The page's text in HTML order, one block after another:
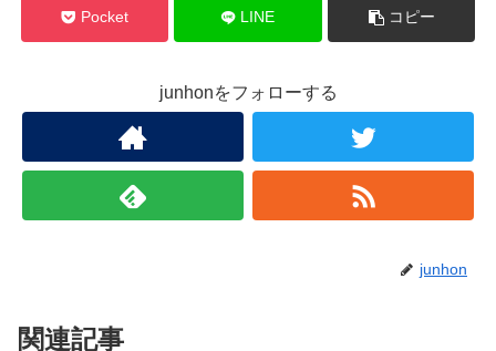
Pocket LINE コピー
junhonをフォローする
junhon
関連記事